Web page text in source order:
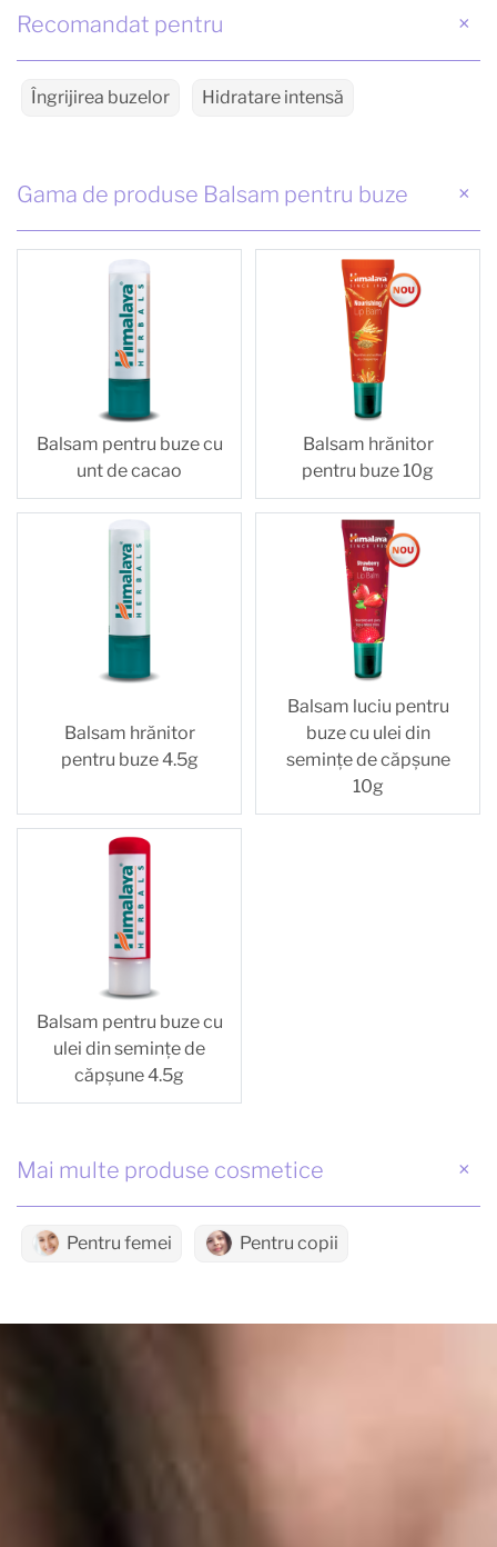
Recomandat pentru
Îngrijirea buzelor Hidratare intensă
Gama de produse Balsam pentru buze
Balsam pentru buze cu
unt de cacao
Balsam hrănitor
pentru buze 10g
Balsam hrănitor
pentru buze 4.5g
Balsam luciu pentru
buze cu ulei din
semințe de căpșune
10g
Balsam pentru buze cu
ulei din semințe de
căpșune 4.5g
Mai multe produse cosmetice
Pentru femei Pentru copii